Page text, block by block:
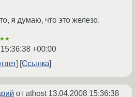
я думаю, что это железо.
+00:00
Ссылка
от athost 13.04.2008 15:36:38